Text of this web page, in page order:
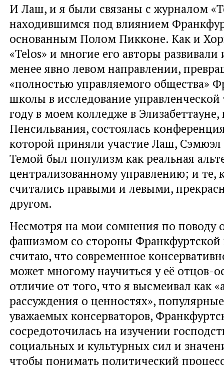
И Лаш, и я были связаны с журналом
находившимся под влиянием
основанным Полом Пикконе. Как и
«Telos» и многие его авторы
менее явно левом направлении,
«полностью управляемого общества»
школы в исследование
году в моем колледже в
Пенсильвания, состоялась
которой приняли участие Лаш,
Темой был популизм как реальная
централизованному управлению; и те,
считались правыми и левыми,
другом.
Несмотря на мои сомнения по поводу
фашизмом со стороны
считаю, что современное
может многому научиться у её отцов-
отличие от того, что я высмеивал как
рассуждения о ценностях»,
уважаемых консерваторов,
сосредоточилась на изучении
социальных и культурных сил и
чтобы понимать политический